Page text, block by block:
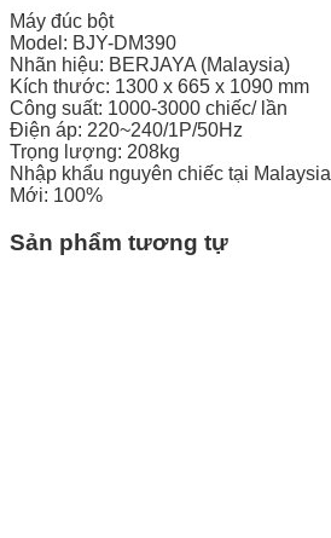
Máy đúc bột
Model: BJY-DM390
Nhãn hiệu: BERJAYA (Malaysia)
Kích thước: 1300 x 665 x 1090 mm
Công suất: 1000-3000 chiếc/ lần
Điện áp: 220~240/1P/50Hz
Trọng lượng: 208kg
Nhập khẩu nguyên chiếc tại Malaysia
Mới: 100%
Sản phẩm tương tự